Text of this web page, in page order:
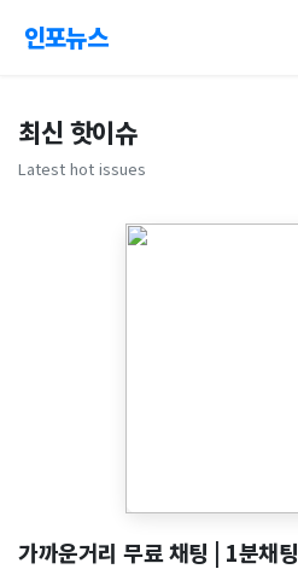
인포뉴스
최신 핫이슈
Latest hot issues
가까운거리 무료 채팅 | 1분채팅